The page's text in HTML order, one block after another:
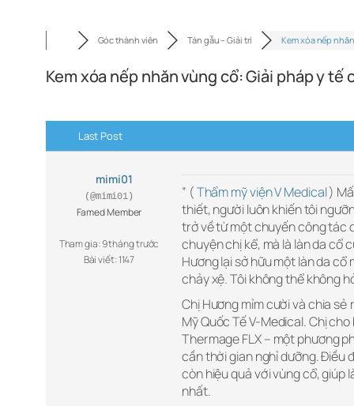
Góc thành viên Tán gẫu – Giải trí Kem xóa nếp nhăn
Kem xóa nếp nhăn vùng cổ: Giải pháp y tế
Last Post
mimi01
(@mimi01)
Famed Member
Tham gia: 9 tháng trước
Bài viết: 1147
” (Thẩm mỹ viện V Medical)
thiết, người luôn khiến tôi
trở về từ một chuyến công tác
chuyện chị kể, mà là làn da cổ
Hương lại sở hữu một làn da
chảy xệ. Tôi không thể không
Chị Hương mỉm cười và chia
Mỹ Quốc Tế V-Medical. Chị
Thermage FLX – một phương
cần thời gian nghỉ dưỡng. Điều
còn hiệu quả với vùng cổ, giúp
nhất.